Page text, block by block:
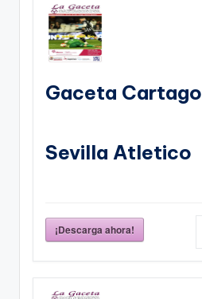
Gaceta
Sevilla Atletico
¡Descarga ahora!